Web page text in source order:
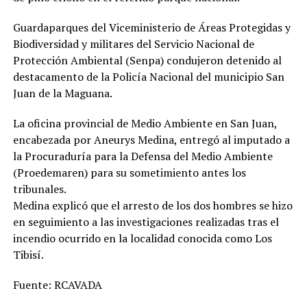
Guardaparques del Viceministerio de Áreas Protegidas y
Biodiversidad y militares del Servicio Nacional de
Protección Ambiental (Senpa) condujeron detenido al
destacamento de la Policía Nacional del municipio San
Juan de la Maguana.
La oficina provincial de Medio Ambiente en San Juan,
encabezada por Aneurys Medina, entregó al imputado a
la Procuraduría para la Defensa del Medio Ambiente
(Proedemaren) para su sometimiento antes los
tribunales.
Medina explicó que el arresto de los dos hombres se hizo
en seguimiento a las investigaciones realizadas tras el
incendio ocurrido en la localidad conocida como Los
Tibisí.
Fuente: RCAVADA